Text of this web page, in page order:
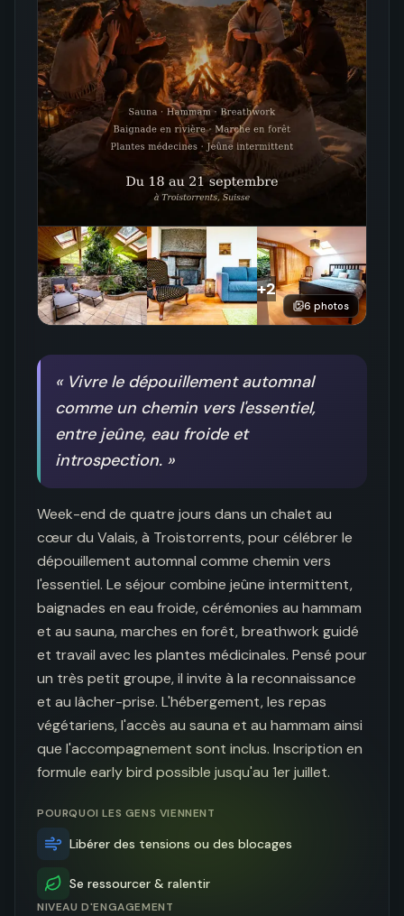
+2
6 photos
« Vivre le dépouillement automnal
comme un chemin vers l'essentiel,
entre jeûne, eau froide et
introspection. »
Week-end de quatre jours dans un chalet au
cœur du Valais, à Troistorrents, pour célébrer le
dépouillement automnal comme chemin vers
l'essentiel. Le séjour combine jeûne intermittent,
baignades en eau froide, cérémonies au hammam
et au sauna, marches en forêt, breathwork guidé
et travail avec les plantes médicinales. Pensé pour
un très petit groupe, il invite à la reconnaissance
et au lâcher-prise. L'hébergement, les repas
végétariens, l'accès au sauna et au hammam ainsi
que l'accompagnement sont inclus. Inscription en
formule early bird possible jusqu'au 1er juillet.
POURQUOI LES GENS VIENNENT
Libérer des tensions ou des blocages
Se ressourcer & ralentir
NIVEAU D'ENGAGEMENT